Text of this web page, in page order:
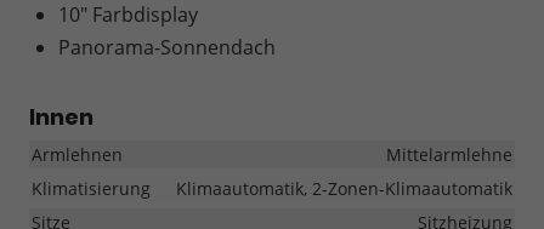
10" Farbdisplay
Panorama-Sonnendach
Innen
Armlehnen
Mittelarmlehne
Klimatisierung
Klimaautomatik, 2-Zonen-Klimaautomatik
Sitze
Sitzheizung